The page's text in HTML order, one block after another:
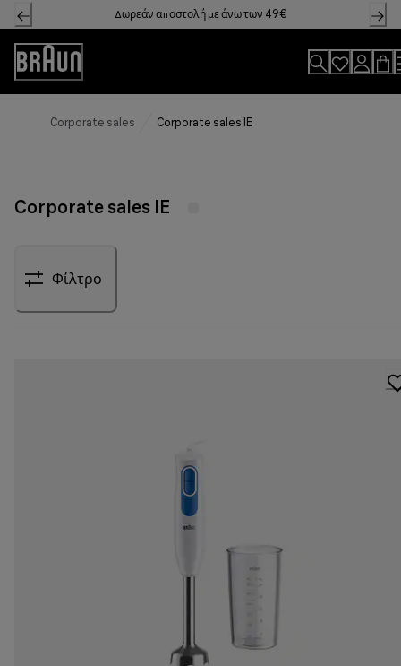
Skip
to
Content
Δωρεάν αποστολή με άνω των 49€
Accessibility
Statement
Corporate sales Corporate sales IE
Corporate sales IE
Φίλτρο